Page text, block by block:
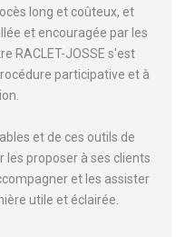
long et coûteux, et
et encouragée par les
RACLET-JOSSE s'est
participative et à
et de ces outils de
les proposer à ses clients
et les assister
utile et éclairée.